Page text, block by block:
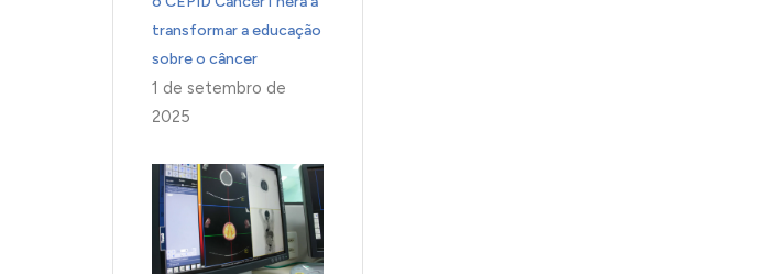
transformar a educação
sobre o câncer
1 de setembro de
2025